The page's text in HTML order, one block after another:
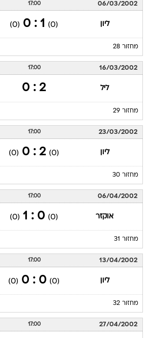
06/03/2002
17:00
ליון (0)
1 : 0
(0)
מחזור 28
16/03/2002
17:00
ליל 2 : 0
מחזור 29
23/03/2002
17:00
ליון (0)
2 : 0
(0)
מחזור 30
06/04/2002
17:00
אוקזר (0)
0 : 1
(0)
מחזור 31
13/04/2002
17:00
ליון (0)
0 : 0
(0)
מחזור 32
27/04/2002
17:00